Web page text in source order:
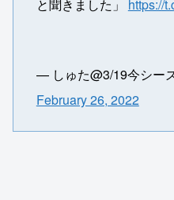
と聞きました」 https://
— しゅた@3/19今シー
February 26, 2022